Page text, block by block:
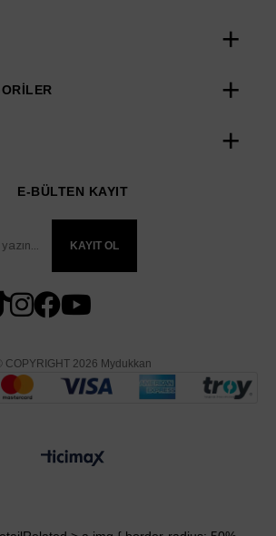
E-BÜLTEN KAYIT
KAYIT OL
COPYRIGHT 2026 Mydukkan